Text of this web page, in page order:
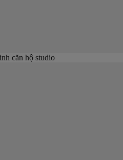
căn hộ studio